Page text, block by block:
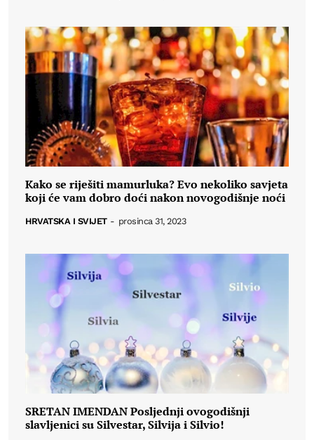
Kako se riješiti mamurluka? Evo nekoliko savjeta
koji će vam dobro doći nakon novogodišnje noći
HRVATSKA I SVIJET - prosinca 31, 2023
SRETAN IMENDAN Posljednji ovogodišnji
slavljenici su Silvestar, Silvija i Silvio!